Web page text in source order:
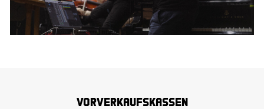
Vorverkaufskassen